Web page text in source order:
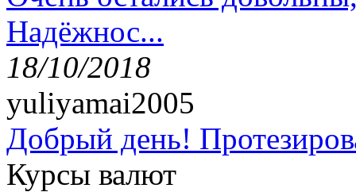
Надёжнос...
18/10/2018
yuliyamai2005
Добрый день!
Курсы валют